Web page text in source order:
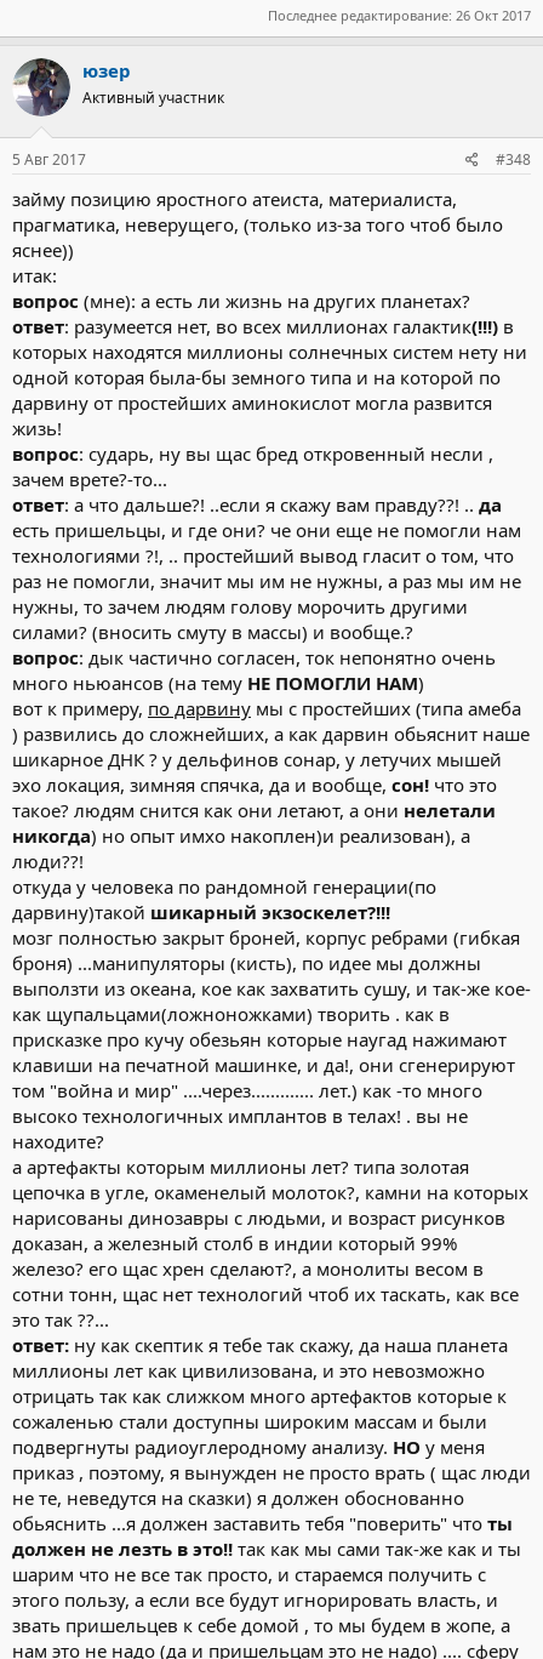
Последнее редактирование: 26 Окт 2017
юзер
Активный участник
5 Авг 2017 #348
займу позицию яростного атеиста, материалиста,
прагматика, неверущего, (только из-за того чтоб было
яснее))
итак:
вопрос (мне): а есть ли жизнь на других планетах?
ответ: разумеется нет, во всех миллионах галактик(!!!) в
которых находятся миллионы солнечных систем нету ни
одной которая была-бы земного типа и на которой по
дарвину от простейших аминокислот могла развится
жизь!
вопрос: сударь, ну вы щас бред откровенный несли ,
зачем врете?-то...
ответ: а что дальше?! ..если я скажу вам правду??! .. да
есть пришельцы, и где они? че они еще не помогли нам
технологиями ?!, .. простейший вывод гласит о том, что
раз не помогли, значит мы им не нужны, а раз мы им не
нужны, то зачем людям голову морочить другими
силами? (вносить смуту в массы) и вообще.?
вопрос: дык частично согласен, ток непонятно очень
много ньюансов (на тему НЕ ПОМОГЛИ НАМ)
вот к примеру, по дарвину мы с простейших (типа амеба
) развились до сложнейших, а как дарвин обьяснит наше
шикарное ДНК ? у дельфинов сонар, у летучих мышей
эхо локация, зимняя спячка, да и вообще, сон! что это
такое? людям снится как они летают, а они нелетали
никогда) но опыт имхо накоплен)и реализован), а
люди??!
откуда у человека по рандомной генерации(по
дарвину)такой шикарный экзоскелет?!!!
мозг полностью закрыт броней, корпус ребрами (гибкая
броня) ...манипуляторы (кисть), по идее мы должны
выползти из океана, кое как захватить сушу, и так-же кое-
как щупальцами(ложноножками) творить . как в
присказке про кучу обезьян которые наугад нажимают
клавиши на печатной машинке, и да!, они сгенерируют
том "война и мир" ....через............. лет.) как -то много
высоко технологичных имплантов в телах! . вы не
находите?
а артефакты которым миллионы лет? типа золотая
цепочка в угле, окаменелый молоток?, камни на которых
нарисованы динозавры с людьми, и возраст рисунков
доказан, а железный столб в индии который 99%
железо? его щас хрен сделают?, а монолиты весом в
сотни тонн, щас нет технологий чтоб их таскать, как все
это так ??...
ответ: ну как скептик я тебе так скажу, да наша планета
миллионы лет как цивилизована, и это невозможно
отрицать так как слижком много артефактов которые к
сожаленью стали доступны широким массам и были
подвергнуты радиоуглеродному анализу. НО у меня
приказ , поэтому, я вынужден не просто врать ( щас люди
не те, неведутся на сказки) я должен обоснованно
обьяснить ...я должен заставить тебя "поверить" что ты
должен не лезть в это!! так как мы сами так-же как и ты
шарим что не все так просто, и стараемся получить с
этого пользу, а если все будут игнорировать власть, и
звать пришельцев к себе домой , то мы будем в жопе, а
нам это не надо (да и пришельцам это не надо) .... сферу